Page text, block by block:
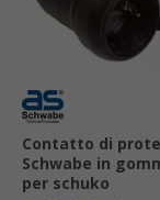
Contatto di
Schwabe in
per schuko